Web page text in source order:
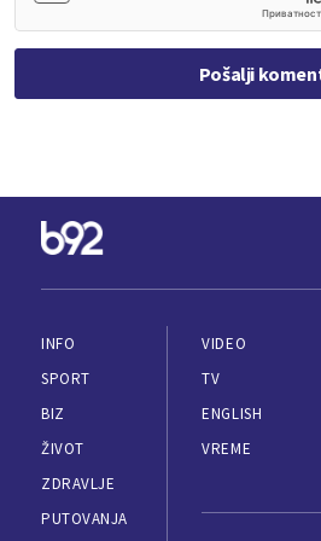
Pošalji
INFO
SPORT
BIZ
ŽIVOT
ZDRAVLJE
PUTOVANJA
VIDEO
TV
ENGLISH
VREME